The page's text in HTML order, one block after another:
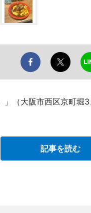
」（大阪市西区京町
記事を読む